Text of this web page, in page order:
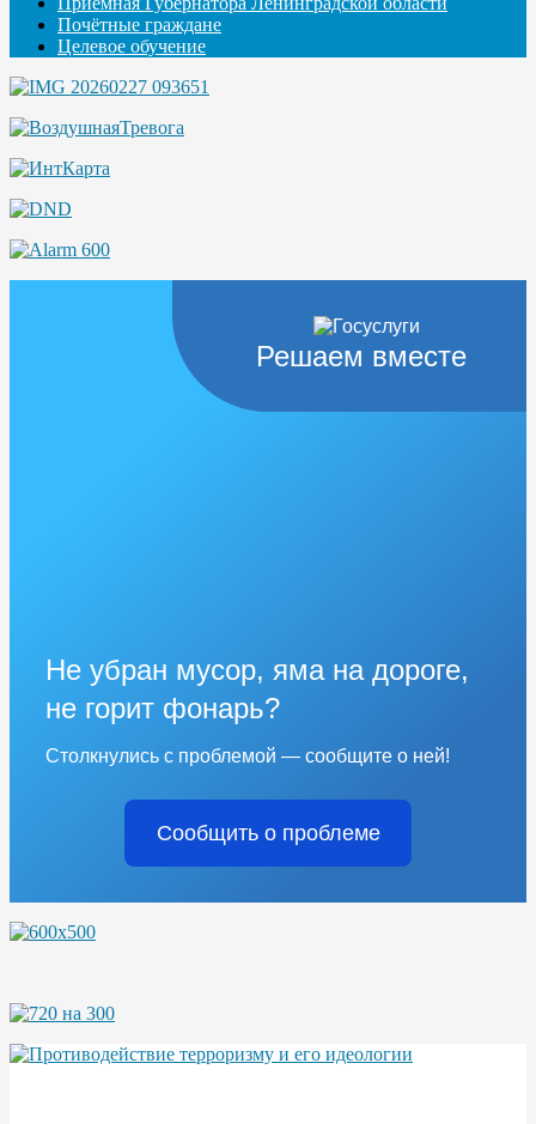
Почётные граждане
Целевое обучение
Решаем вместе
Не убран мусор, яма на дороге,
не горит фонарь?
Столкнулись с проблемой — сообщите о ней!
Сообщить о проблеме